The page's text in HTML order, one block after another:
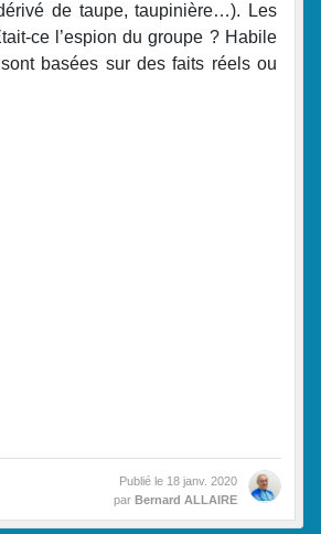
de taupe, taupinière…). Les
ce l’espion du groupe ? Habile
basées sur des faits réels ou
Publié le 18 janv. 2020
par Bernard ALLAIRE